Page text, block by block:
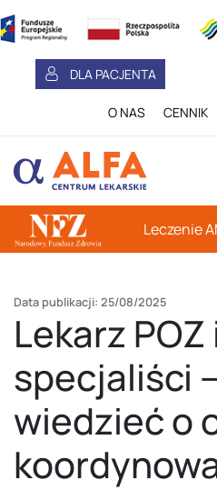
DLA PACJENTA
O NAS CENNIK
Leczenie
Data publikacji: 25/08/2025
Lekarz POZ
specjaliści
wiedzieć o